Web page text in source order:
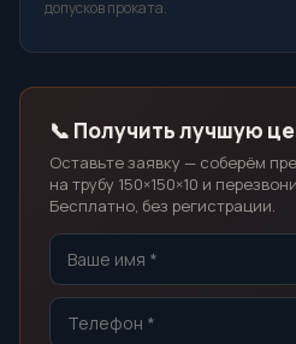
допусков проката.
📞 Получить лучшую
Оставьте заявку — соберём
на трубу 150×150×10 и
Бесплатно, без регистрации.